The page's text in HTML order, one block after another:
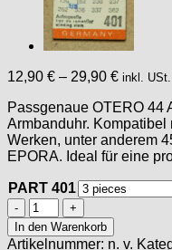
12,90 € – 29,90 € inkl. USt.
Passgenaue OTERO 44
Armbanduhr.
Werken, unter anderem
EPORA. Ideal für eine
PART 401
OTERO
44
Part
In den Warenkorb
Artikelnummer: n. v.